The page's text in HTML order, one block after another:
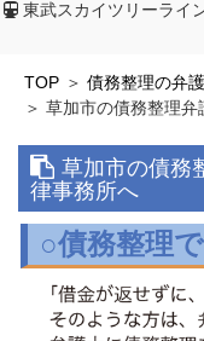
東武スカイツリーライ
TOP
債務整理の弁
草加市の債務整理弁
草加市の債務
律事務所へ
○債務整理